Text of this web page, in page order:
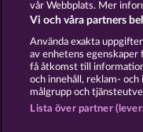
Om
Skicka in en
vår Webbplats. Mer
Vi och våra partners
Använda exakta
av enhetens
få åtkomst till
och innehåll, reklam-
målgrupp och
Lista över partner